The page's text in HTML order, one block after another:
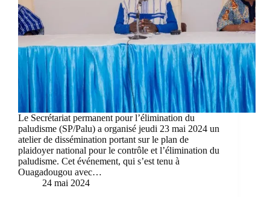
Le Secrétariat permanent pour l’élimination du
paludisme (SP/Palu) a organisé jeudi 23 mai 2024 un
atelier de dissémination portant sur le plan de
plaidoyer national pour le contrôle et l’élimination du
paludisme. Cet événement, qui s’est tenu à
Ouagadougou avec…
24 mai 2024